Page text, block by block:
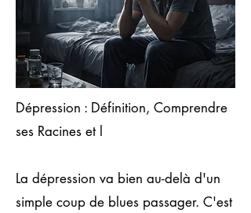
Dépression : Définition, Comprendre
ses Racines et l
La dépression va bien au-delà d'un
simple coup de blues passager. C'est